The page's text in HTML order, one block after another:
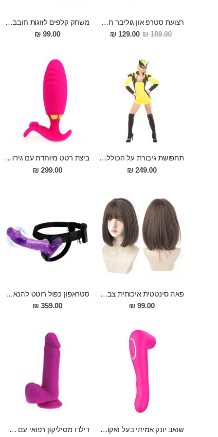
רצועת סטרפ און גוליבר חזקה ואמינה ,מתאימה לשני בני הזוג ולמגוון רחב של הדילדואים
189.00 ₪
מחיר
מבצע
129.00 ₪
משחק קלפים לזוגות חובבי מין אוראלי
99.00 ₪
תחפושת גיבורת על הכוללת מסכה, אוברול וגרביונים
249.00 ₪
ביצת רטט מיוחדת עם גירוי חיצוני מסיליקון רפואי באורך 10 סמ ורוחב 3 סמ, המופעלת ע'' אפליקציה ROSE
299.00 ₪
פאה סינטטית איכותית צבע חום קרה עם פוני
99.00 ₪
סטראפון כפול רוטט להנאה מרובה Randi
359.00 ₪
שואב יונק אמיתי בעל ואקום חזק 7 מהירויות שונות ו12 מצבי רטט, מתחמם , דו צדדי ודו מנועי Hector דילדו מסיליקון רפואי עם בסיס ואקום חזק 19 ס"מ אורך 3.5 ס"מ רוחב Alvar